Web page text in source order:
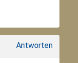
Antworten